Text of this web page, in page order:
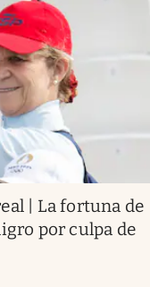
| La fortuna de
por culpa de